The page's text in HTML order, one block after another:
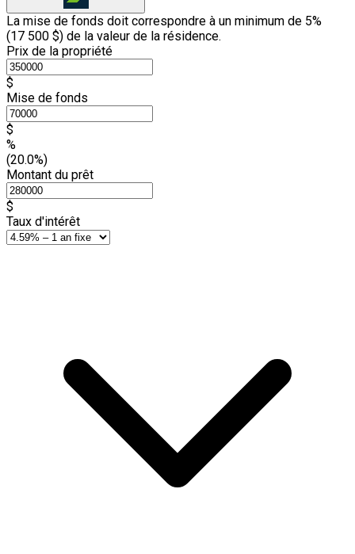
La mise de fonds doit correspondre à un minimum de 5%
(17 500 $) de la valeur de la résidence.
Prix de la propriété
$
Mise de fonds
$
%
(20.0%)
Montant du prêt
$
Taux d'intérêt